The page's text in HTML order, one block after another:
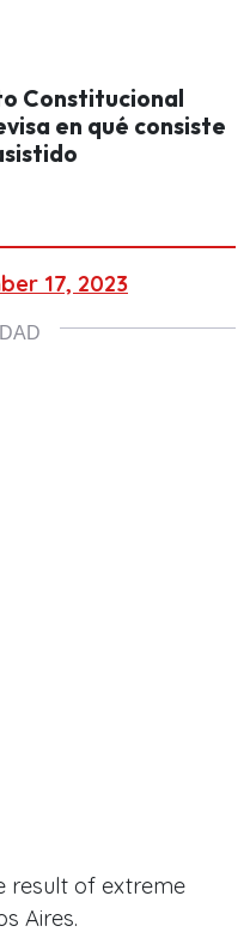
Constitucional
en qué consiste
17, 2023
result of extreme
Aires.